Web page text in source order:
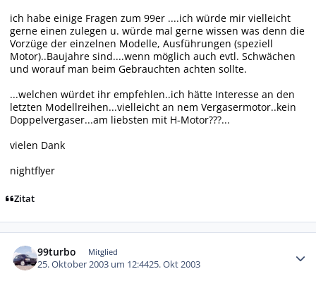
ich habe einige Fragen zum 99er ....ich würde mir vielleicht
gerne einen zulegen u. würde mal gerne wissen was denn die
Vorzüge der einzelnen Modelle, Ausführungen (speziell
Motor)..Baujahre sind....wenn möglich auch evtl. Schwächen
und worauf man beim Gebrauchten achten sollte.
...welchen würdet ihr empfehlen..ich hätte Interesse an den
letzten Modellreihen...vielleicht an nem Vergasermotor..kein
Doppelvergaser...am liebsten mit H-Motor???...
vielen Dank
nightflyer
Zitat
99turbo Mitglied
25. Oktober 2003 um 12:4425. Okt 2003